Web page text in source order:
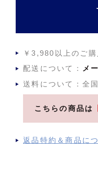
￥3,980以上のご
配送について： メ
送料について：全
こちらの商品は
返品特約＆商品に